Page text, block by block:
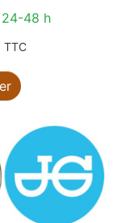
48 h
TTC